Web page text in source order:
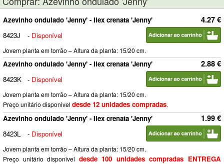
4.27 €
Azevinho ondulado 'Jenny' - Ilex crenata 'Jenny'
8423J
- Disponível
Jovem planta em torrão – Altura da planta: 15/20 cm.
2.88 €
Azevinho ondulado 'Jenny' - Ilex crenata 'Jenny'
8423K
- Disponível
Jovem planta em torrão – Altura da planta: 15/20 cm.
Preço unitário disponivel desde 12 unidades compradas.
1.99 €
Azevinho ondulado 'Jenny' - Ilex crenata 'Jenny'
8423L
- Disponível
Jovem planta em torrão – Altura da planta: 15/20 cm.
Preço unitário disponivel desde 100 unidades compradas ENTREGA